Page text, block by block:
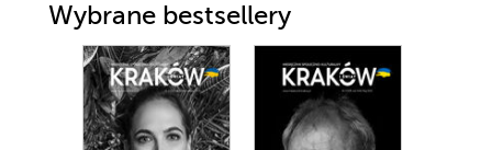
Wybrane bestsellery